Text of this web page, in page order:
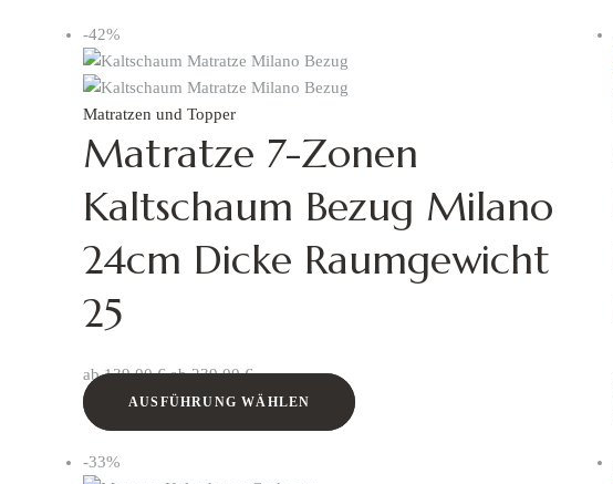
-42%
Matratzen und Topper
Matratze 7-Zonen
Kaltschaum Bezug Milano
24cm Dicke Raumgewicht
25
ab139,00€ ab239,00€
AUSFÜHRUNG WÄHLEN
-33%